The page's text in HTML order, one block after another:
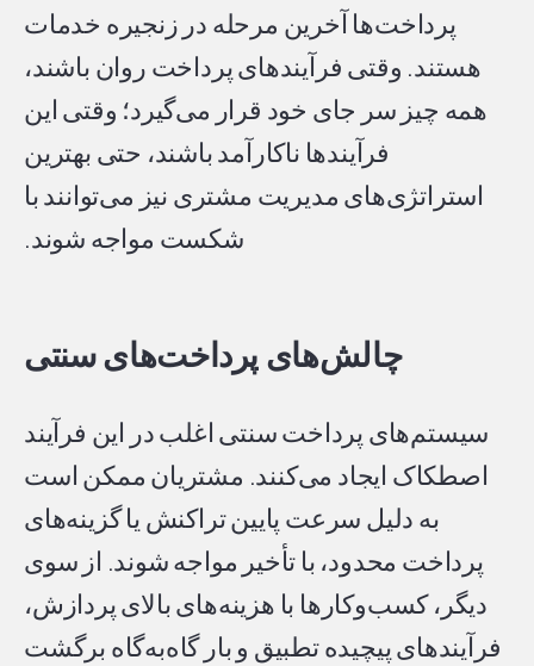
پرداخت‌ها آخرین مرحله در زنجیره خدمات
هستند. وقتی فرآیندهای پرداخت روان باشند،
همه چیز سر جای خود قرار می‌گیرد؛ وقتی این
فرآیندها ناکارآمد باشند، حتی بهترین
استراتژی‌های مدیریت مشتری نیز می‌توانند با
شکست مواجه شوند.
چالش‌های پرداخت‌های سنتی
سیستم‌های پرداخت سنتی اغلب در این فرآیند
اصطکاک ایجاد می‌کنند. مشتریان ممکن است
به دلیل سرعت پایین تراکنش یا گزینه‌های
پرداخت محدود، با تأخیر مواجه شوند. از سوی
دیگر، کسب‌وکارها با هزینه‌های بالای پردازش،
فرآیندهای پیچیده تطبیق و بار گاه‌به‌گاه برگشت